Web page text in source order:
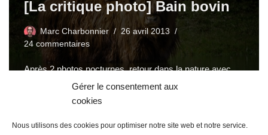
Gérer le consentement aux
cookies
Nous utilisons des cookies pour optimiser notre site web et notre service.
[La critique photo] Bain bovin
Marc Charbonnier
26 avril 2013
24 commentaires
Après 2 photos nocturnes, retour dans la nature avec
cette photo de « vache » envoyé par…Lire la suite »